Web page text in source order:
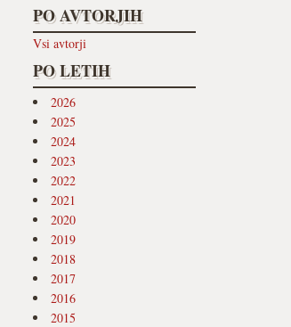
PO AVTORJIH
Vsi avtorji
PO LETIH
2026
2025
2024
2023
2022
2021
2020
2019
2018
2017
2016
2015